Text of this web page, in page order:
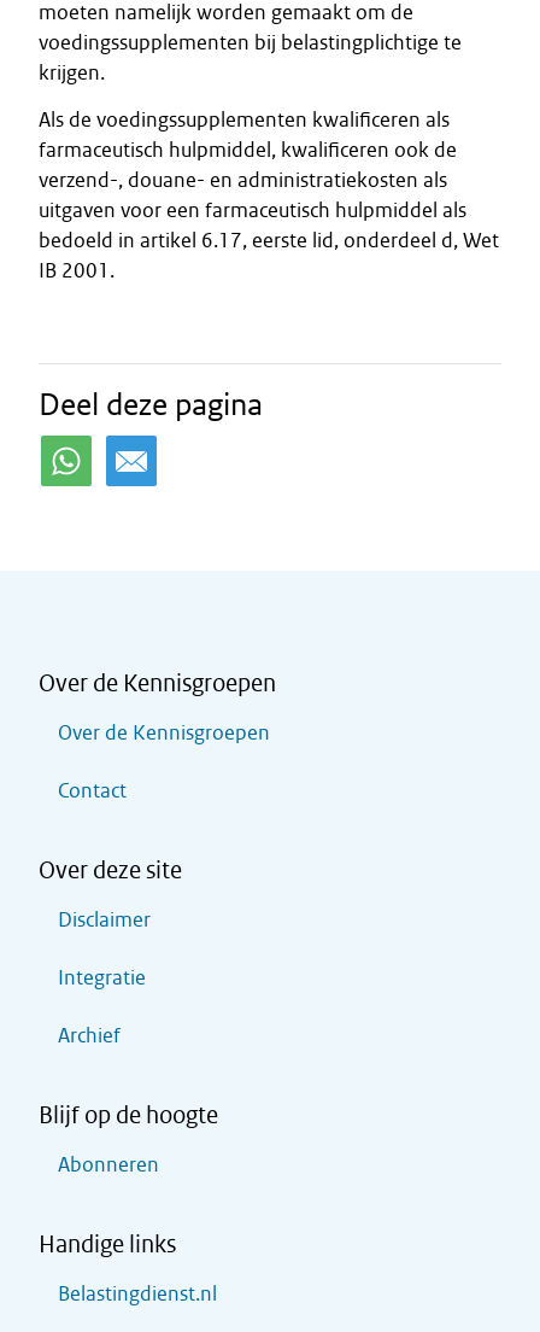
moeten namelijk worden gemaakt om de
voedingssupplementen bij belastingplichtige te
krijgen.
Als de voedingssupplementen kwalificeren als
farmaceutisch hulpmiddel, kwalificeren ook de
verzend-, douane- en administratiekosten als
uitgaven voor een farmaceutisch hulpmiddel als
bedoeld in artikel 6.17, eerste lid, onderdeel d, Wet
IB 2001.
Deel deze pagina
Over de Kennisgroepen
Over de Kennisgroepen
Contact
Over deze site
Disclaimer
Integratie
Archief
Blijf op de hoogte
Abonneren
Handige links
Belastingdienst.nl